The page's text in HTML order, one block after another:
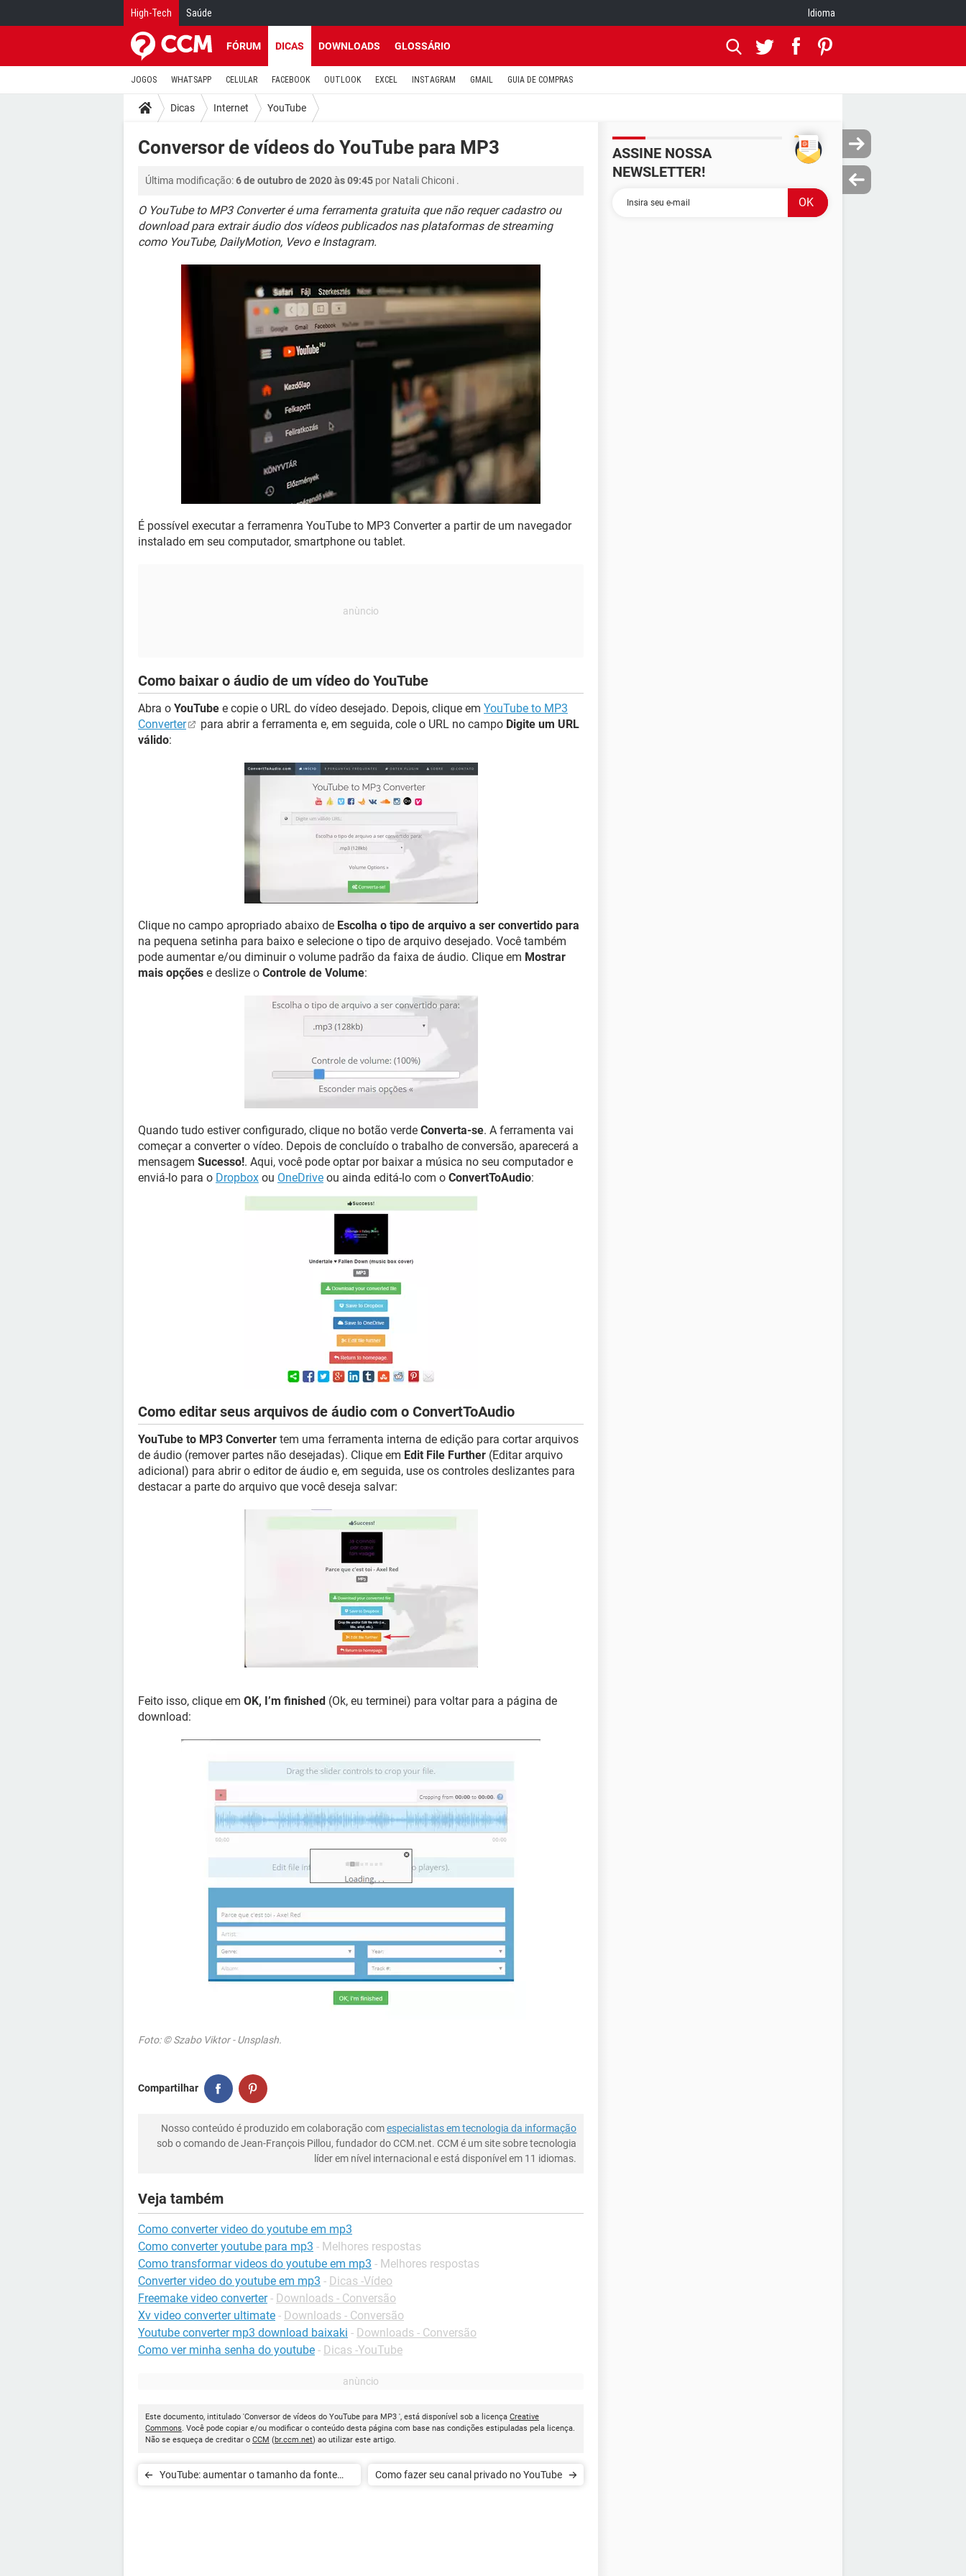
High-Tech Saúde Idioma
FÓRUM DICAS DOWNLOADS GLOSSÁRIO
JOGOS WHATSAPP CELULAR FACEBOOK OUTLOOK EXCEL INSTAGRAM GMAIL GUIA DE COMPRAS
Dicas Internet YouTube
Conversor de vídeos do YouTube para MP3
Última modificação:6 de outubro de 2020 às 09:45 por Natali Chiconi .
O YouTube to MP3 Converter é uma ferramenta gratuita que não requer cadastro ou
download para extrair áudio dos vídeos publicados nas plataformas de streaming
como YouTube, DailyMotion, Vevo e Instagram.
É possível executar a ferramenra YouTube to MP3 Converter a partir de um navegador
instalado em seu computador, smartphone ou tablet.
Como baixar o áudio de um vídeo do YouTube
Abra o YouTube e copie o URL do vídeo desejado. Depois, clique em YouTube to MP3
Converter
para abrir a ferramenta e, em seguida, cole o URL no campo Digite um URL
válido:
Clique no campo apropriado abaixo de Escolha o tipo de arquivo a ser convertido para
na pequena setinha para baixo e selecione o tipo de arquivo desejado. Você também
pode aumentar e/ou diminuir o volume padrão da faixa de áudio. Clique em Mostrar
mais opções e deslize o Controle de Volume:
Quando tudo estiver configurado, clique no botão verde Converta-se. A ferramenta vai
começar a converter o vídeo. Depois de concluído o trabalho de conversão, aparecerá a
mensagem Sucesso!. Aqui, você pode optar por baixar a música no seu computador e
enviá-lo para o Dropbox ou OneDrive ou ainda editá-lo com o ConvertToAudio:
Como editar seus arquivos de áudio com o ConvertToAudio
YouTube to MP3 Converter tem uma ferramenta interna de edição para cortar arquivos
de áudio (remover partes não desejadas). Clique em Edit File Further (Editar arquivo
adicional) para abrir o editor de áudio e, em seguida, use os controles deslizantes para
destacar a parte do arquivo que você deseja salvar:
Feito isso, clique em OK, I’m finished (Ok, eu terminei) para voltar para a página de
download:
Foto: © Szabo Viktor - Unsplash.
Compartilhar
Nosso conteúdo é produzido em colaboração comespecialistas em tecnologia da informação
sob o comando de Jean-François Pillou, fundador do CCM.net. CCM é um site sobre tecnologia
líder em nível internacional e está disponível em 11 idiomas.
Veja também
Como converter video do youtube em mp3
Como converter youtube para mp3 - Melhores respostas
Como transformar videos do youtube em mp3 - Melhores respostas
Converter video do youtube em mp3 - Dicas -Vídeo
Freemake video converter - Downloads - Conversão
Xv video converter ultimate - Downloads - Conversão
Youtube converter mp3 download baixaki - Downloads - Conversão
Como ver minha senha do youtube - Dicas -YouTube
Este documento, intitulado 'Conversor de vídeos do YouTube para MP3 ', está disponível sob a licença Creative
Commons. Você pode copiar e/ou modificar o conteúdo desta página com base nas condições estipuladas pela licença.
Não se esqueça de creditar o CCM (br.ccm.net) ao utilizar este artigo.
YouTube: aumentar o tamanho da fonte
Como fazer seu canal privado no YouTube
ASSINE NOSSA
NEWSLETTER!